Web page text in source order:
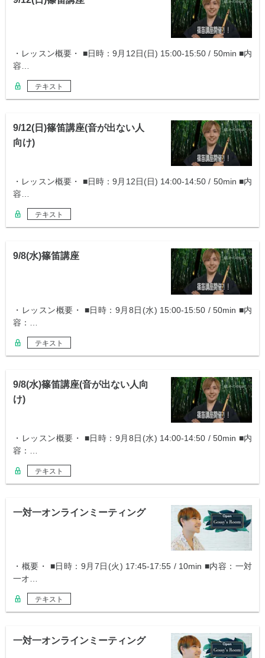
・レッスン概要・ ■日時：9月12日(日) 15:00-15:50 / 50min ■内
容…
テキスト
9/12(日)篠笛講座(音が出ない人
向け)
・レッスン概要・ ■日時：9月12日(日) 14:00-14:50 / 50min ■内
容…
テキスト
9/8(水)篠笛講座
・レッスン概要・ ■日時：9月8日(水) 15:00-15:50 / 50min ■内
容：…
テキスト
9/8(水)篠笛講座(音が出ない人向
け)
・レッスン概要・ ■日時：9月8日(水) 14:00-14:50 / 50min ■内
容：…
テキスト
一対一オンラインミーティング
・概要・ ■日時：9月7日(火) 17:45-17:55 / 10min ■内容：一対
一オ…
テキスト
一対一オンラインミーティング